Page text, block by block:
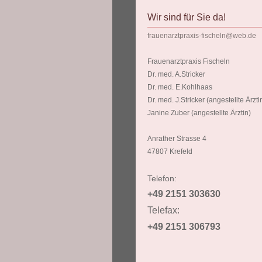
Wir sind für Sie da!
frauenarztpraxis-fischeln@web.de
Frauenarztpraxis Fischeln
Dr. med. A.Stricker
Dr. med. E.Kohlhaas
Dr. med. J.Stricker (angestellte
Janine Zuber (angestellte Ärztin)
Anrather Strasse 4
47807 Krefeld
Telefon:
+49 2151 303630
Telefax:
+49 2151 306793